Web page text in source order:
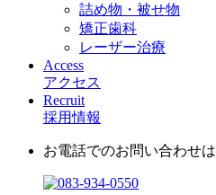
詰め物・被せ物
矯正歯科
レーザー治療
Access
アクセス
Recruit
採用情報
お電話でのお問い合わせは